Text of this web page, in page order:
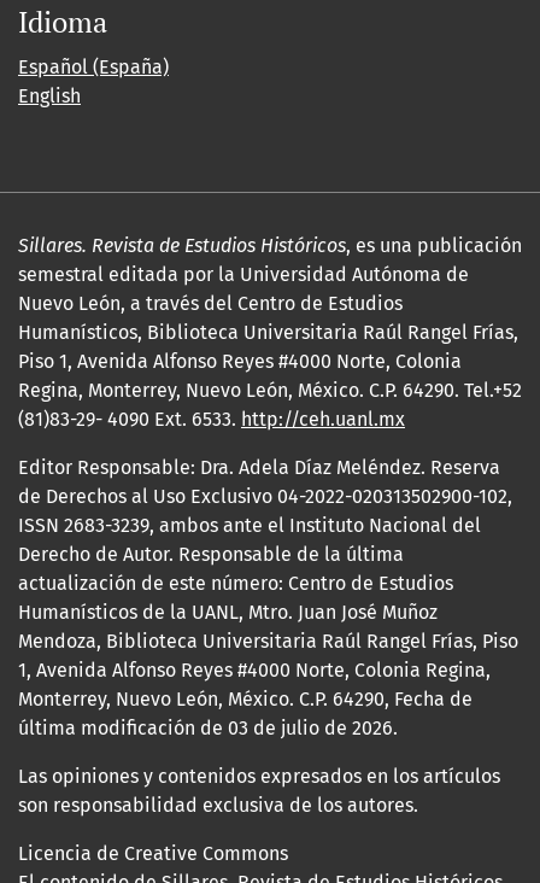
Idioma
Español (España)
English
Sillares. Revista de Estudios Históricos, es una publicación
semestral editada por la Universidad Autónoma de
Nuevo León, a través del Centro de Estudios
Humanísticos, Biblioteca Universitaria Raúl Rangel Frías,
Piso 1, Avenida Alfonso Reyes #4000 Norte, Colonia
Regina, Monterrey, Nuevo León, México. C.P. 64290. Tel.+52
(81)83-29- 4090 Ext. 6533. http://ceh.uanl.mx
Editor Responsable: Dra. Adela Díaz Meléndez. Reserva
de Derechos al Uso Exclusivo 04-2022-020313502900-102,
ISSN 2683-3239, ambos ante el Instituto Nacional del
Derecho de Autor. Responsable de la última
actualización de este número: Centro de Estudios
Humanísticos de la UANL, Mtro. Juan José Muñoz
Mendoza, Biblioteca Universitaria Raúl Rangel Frías, Piso
1, Avenida Alfonso Reyes #4000 Norte, Colonia Regina,
Monterrey, Nuevo León, México. C.P. 64290, Fecha de
última modificación de 03 de julio de 2026.
Las opiniones y contenidos expresados en los artículos
son responsabilidad exclusiva de los autores.
Licencia de Creative Commons